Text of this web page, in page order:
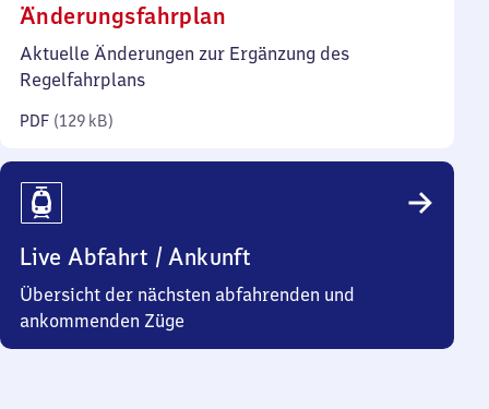
Änderungsfahrplan
129
Aktuelle Änderungen zur Ergänzung des
Regelfahrplans
PDF (129 kB)
Live Abfahrt / Ankunft
Übersicht der nächsten abfahrenden und
ankommenden Züge